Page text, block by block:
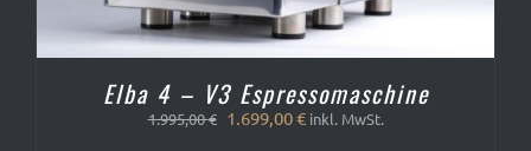
Elba 4 – V3 Espressomaschine
1.995,00€ Ursprünglicher
1.699,00€Aktueller
inkl. MwSt.